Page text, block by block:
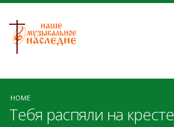
HOME
Тебя распяли на кресте